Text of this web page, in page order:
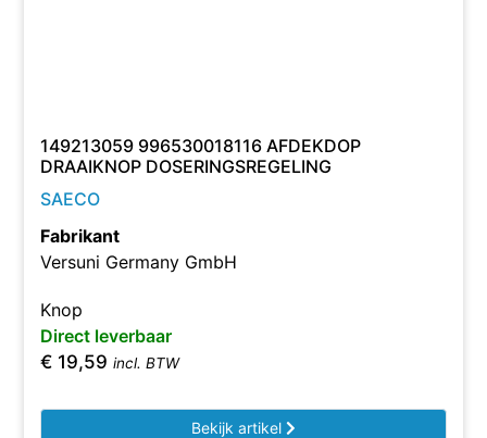
149213059 996530018116 AFDEKDOP
DRAAIKNOP DOSERINGSREGELING
SAECO
Fabrikant
Versuni Germany GmbH
Knop
Direct leverbaar
€ 19,59 incl. BTW
Bekijk artikel